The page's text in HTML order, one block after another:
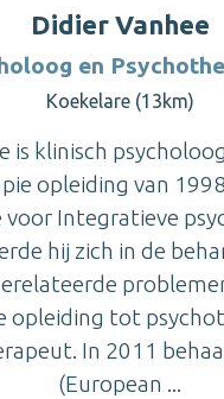
Didier Vanhee
en
Koekelare (13km)
is klinisch
opleiding van
voor Integratieve
hij zich in de
opleiding tot
In 2011
(European ...